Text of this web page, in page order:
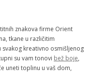
znakova firme Orient
tkane u različitim
kreativno osmišljenog
su vam tonovi bež boje,
uneti toplinu u vaš dom,